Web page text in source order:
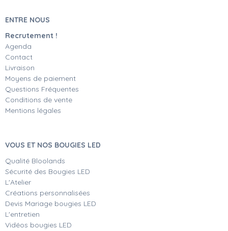
ENTRE NOUS
Recrutement !
Agenda
Contact
Livraison
Moyens de paiement
Questions Fréquentes
Conditions de vente
Mentions légales
VOUS ET NOS BOUGIES LED
Qualité Bloolands
Sécurité des Bougies LED
L'Atelier
Créations personnalisées
Devis Mariage bougies LED
L'entretien
Vidéos bougies LED